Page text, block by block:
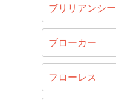
ブリリアンシー
ブローカー
フローレス